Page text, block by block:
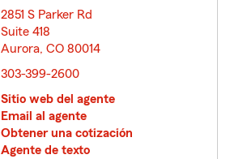
2851 S Parker Rd
Suite 418
Aurora, CO 80014
303-399-2600
Sitio web del agente
Email al agente
Obtener una cotización
Agente de texto